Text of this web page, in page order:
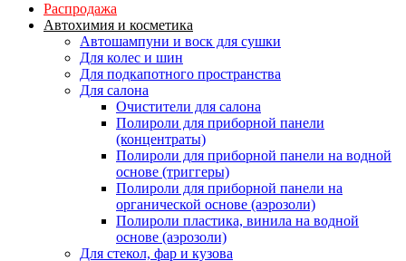
Распродажа
Автохимия и косметика
Автошампуни и воск для сушки
Для колес и шин
Для подкапотного пространства
Для салона
Очистители для салона
Полироли для приборной панели
(концентраты)
Полироли для приборной панели на водной
основе (триггеры)
Полироли для приборной панели на
органической основе (аэрозоли)
Полироли пластика, винила на водной
основе (аэрозоли)
Для стекол, фар и кузова